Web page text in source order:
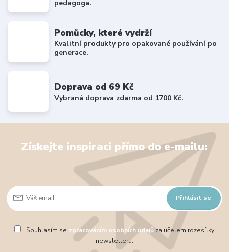
pedagoga.
Pomůcky, které vydrží
Kvalitní produkty pro opakované používání po
generace.
Doprava od 69 Kč
Vybraná doprava zdarma od 1700 Kč.
Získejte inspiraci přímo do e-mailu:
Přihlásit se
Souhlasím se zpracováním osobních údajůza účelem rozesílky
newsletteru.